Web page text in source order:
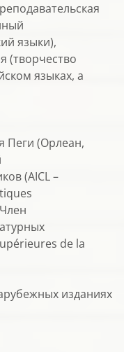
языки),
(творчество
языках, а
Пеги (Орлеан,
(AICL –
de la
изданиях